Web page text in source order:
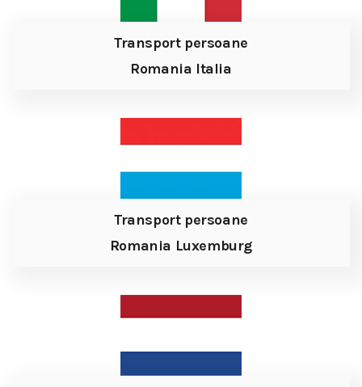
Transport persoane
Romania Italia
Transport persoane
Romania Luxemburg